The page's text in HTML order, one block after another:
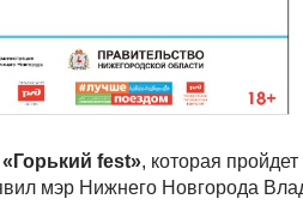
fest», которая
мэр Нижнего Новгорода